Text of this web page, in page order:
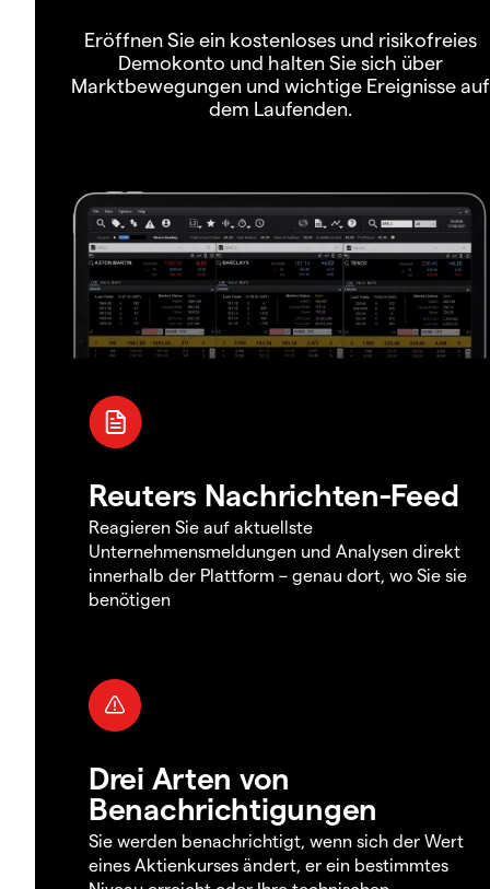
Eröffnen Sie ein kostenloses und risikofreies
Demokonto und halten Sie sich über
Marktbewegungen und wichtige Ereignisse auf
dem Laufenden.
Reuters Nachrichten-Feed
Reagieren Sie auf aktuellste
Unternehmensmeldungen und Analysen direkt
innerhalb der Plattform – genau dort, wo Sie sie
benötigen
Drei Arten von
Benachrichtigungen
Sie werden benachrichtigt, wenn sich der Wert
eines Aktienkurses ändert, er ein bestimmtes